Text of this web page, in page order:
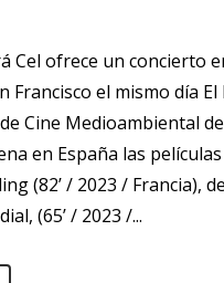
Cel ofrece un concierto
Francisco el mismo día El
Cine Medioambiental
en España las películas
(82’ / 2023 / Francia),
(65’ / 2023 /...